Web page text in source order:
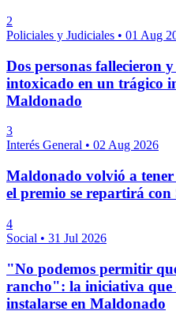
2
Policiales y Judiciales • 01 Aug
Dos personas fallecieron
intoxicado en un trágico
Maldonado
3
Interés General • 02 Aug 2026
Maldonado volvió a
el premio se repartirá con
4
Social • 31 Jul 2026
"No podemos permitir
rancho": la iniciativa que
instalarse en Maldonado